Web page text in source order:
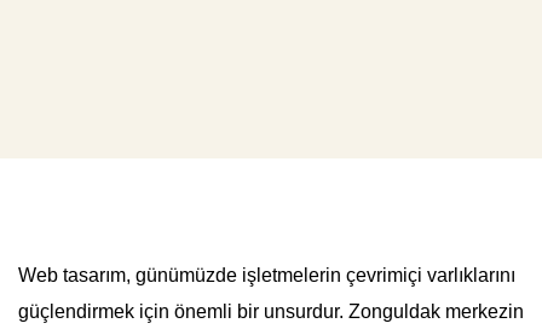
Web tasarım, günümüzde işletmelerin çevrimiçi varlıklarını
güçlendirmek için önemli bir unsurdur. Zonguldak merkezin